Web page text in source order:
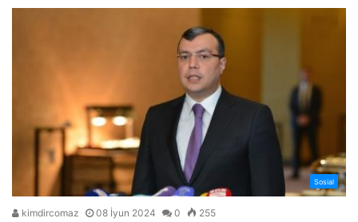
Sosial
kimdircomaz 08 İyun 2024 0 255